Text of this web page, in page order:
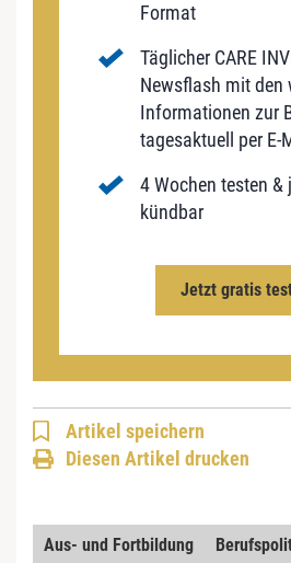
Format
Täglicher CARE
Newsflash mit den
Informationen zur
tagesaktuell per E-
4 Wochen testen &
kündbar
Jetzt gratis
Artikel speichern
Diesen Artikel drucken
Aus- und Fortbildung